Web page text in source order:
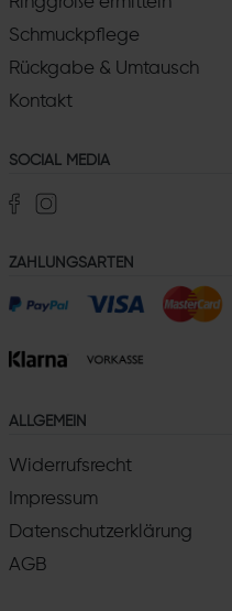
Schmuckpflege
Rückgabe & Umtausch
Kontakt
SOCIAL MEDIA
ZAHLUNGSARTEN
ALLGEMEIN
Widerrufsrecht
Impressum
Datenschutzerklärung
AGB